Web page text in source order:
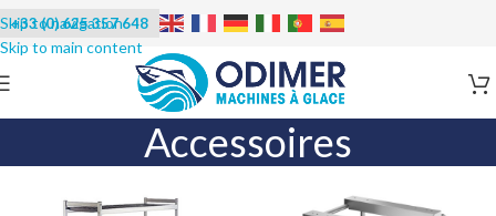
+33 (0) 625 357 648
Accessoires